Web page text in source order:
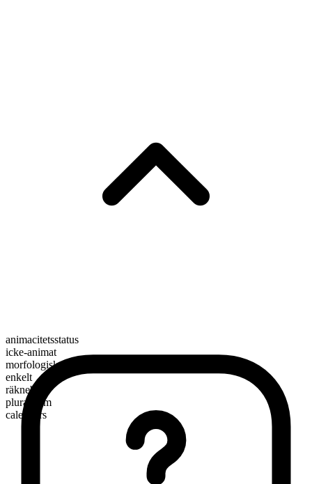
animacitetsstatus
icke-animat
morfologisk sammansättning
enkelt
räknebart
pluralform
calendars